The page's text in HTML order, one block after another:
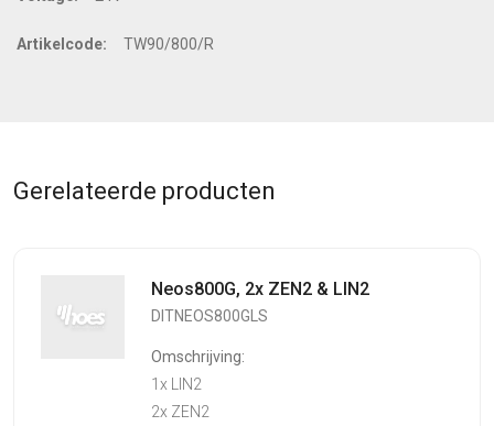
Artikelcode: TW90/800/R
Gerelateerde producten
Neos800G, 2x ZEN2 & LIN2
DITNEOS800GLS
Omschrijving:
1x LIN2
2x ZEN2